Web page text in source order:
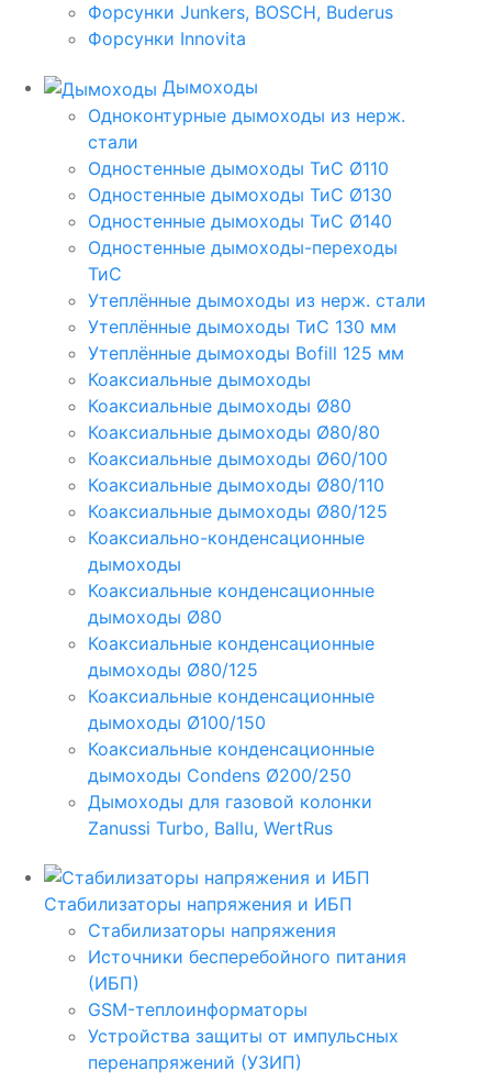
Форсунки Junkers, BOSCH, Buderus
Форсунки Innovita
Дымоходы
Одноконтурные дымоходы из нерж.
стали
Одностенные дымоходы ТиС Ø110
Одностенные дымоходы ТиС Ø130
Одностенные дымоходы ТиС Ø140
Одностенные дымоходы-переходы
ТиС
Утеплённые дымоходы из нерж. стали
Утеплённые дымоходы ТиС 130 мм
Утеплённые дымоходы Bofill 125 мм
Коаксиальные дымоходы
Коаксиальные дымоходы Ø80
Коаксиальные дымоходы Ø80/80
Коаксиальные дымоходы Ø60/100
Коаксиальные дымоходы Ø80/110
Коаксиальные дымоходы Ø80/125
Коаксиально-конденсационные
дымоходы
Коаксиальные конденсационные
дымоходы Ø80
Коаксиальные конденсационные
дымоходы Ø80/125
Коаксиальные конденсационные
дымоходы Ø100/150
Коаксиальные конденсационные
дымоходы Condens Ø200/250
Дымоходы для газовой колонки
Zanussi Turbo, Ballu, WertRus
Стабилизаторы напряжения и ИБП
Стабилизаторы напряжения
Источники бесперебойного питания
(ИБП)
GSM-теплоинформаторы
Устройства защиты от импульсных
перенапряжений (УЗИП)